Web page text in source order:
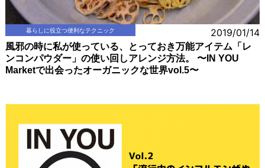
暮らしに役立つ便利なテクニック 2019/01/14
風邪の時に私が使っている、とっておき万能アイテム「レ
ンコンパウダー」の使い回しアレンジ方法。 〜IN YOU
Marketで出会ったオーガニックな世界vol.5〜